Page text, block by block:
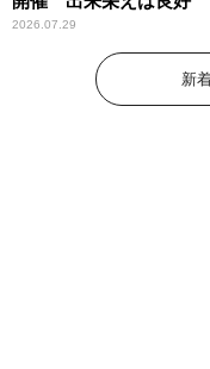
2026.07.29
新